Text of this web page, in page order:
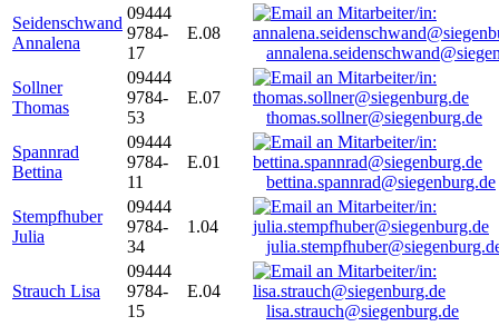
Seidenschwand
Annalena
09444
9784-
17
E.08
Sollner
Thomas
09444
9784-
53
E.07
thomas.sollner@siegenburg.de
Spannrad
Bettina
09444
9784-
11
E.01
bettina.spannrad@siegenburg.de
Stempfhuber
Julia
09444
9784-
34
1.04
Strauch Lisa
09444
9784-
15
E.04
lisa.strauch@siegenburg.de